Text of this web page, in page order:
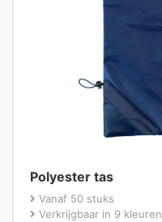
Polyester tas
Vanaf 50 stuks
Verkrijgbaar in 9 kleuren